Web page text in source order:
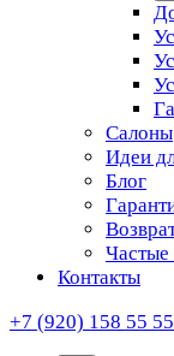
Салоны
Идеи
Блог
Контакты
+7 (920) 158 55 55